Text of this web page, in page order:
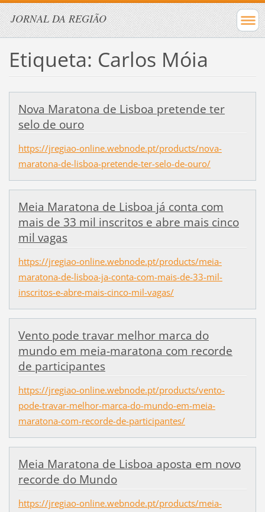
JORNAL DA REGIÃO
Etiqueta: Carlos Móia
Nova Maratona de Lisboa pretende ter
selo de ouro
https://jregiao-online.webnode.pt/products/nova-
maratona-de-lisboa-pretende-ter-selo-de-ouro/
Meia Maratona de Lisboa já conta com
mais de 33 mil inscritos e abre mais cinco
mil vagas
https://jregiao-online.webnode.pt/products/meia-
maratona-de-lisboa-ja-conta-com-mais-de-33-mil-
inscritos-e-abre-mais-cinco-mil-vagas/
Vento pode travar melhor marca do
mundo em meia-maratona com recorde
de participantes
https://jregiao-online.webnode.pt/products/vento-
pode-travar-melhor-marca-do-mundo-em-meia-
maratona-com-recorde-de-participantes/
Meia Maratona de Lisboa aposta em novo
recorde do Mundo
https://jregiao-online.webnode.pt/products/meia-